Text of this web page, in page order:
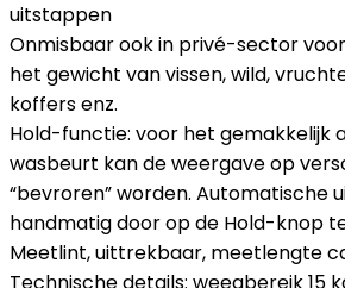
uitstappen
Onmisbaar ook in privé-sector
het gewicht van vissen, wild,
koffers enz.
Hold-functie: voor het gemakkelijk
wasbeurt kan de weergave op
“bevroren” worden. Automatische
handmatig door op de Hold-knop
Meetlint, uittrekbaar, meetlengte